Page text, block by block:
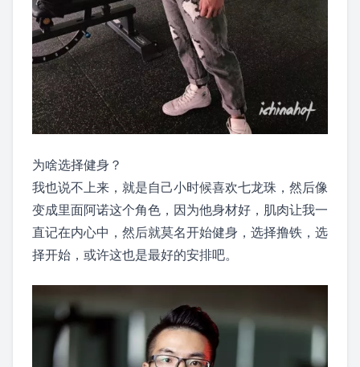
为啥选择健身？
我也说不上来，就是自己小时候喜欢七龙珠，然后像
变成里面阿诺这个角色，因为他身材好，肌肉让我一
直记在内心中，然后就莫名开始健身，选择撸铁，选
择开始，或许这也是最好的安排吧。